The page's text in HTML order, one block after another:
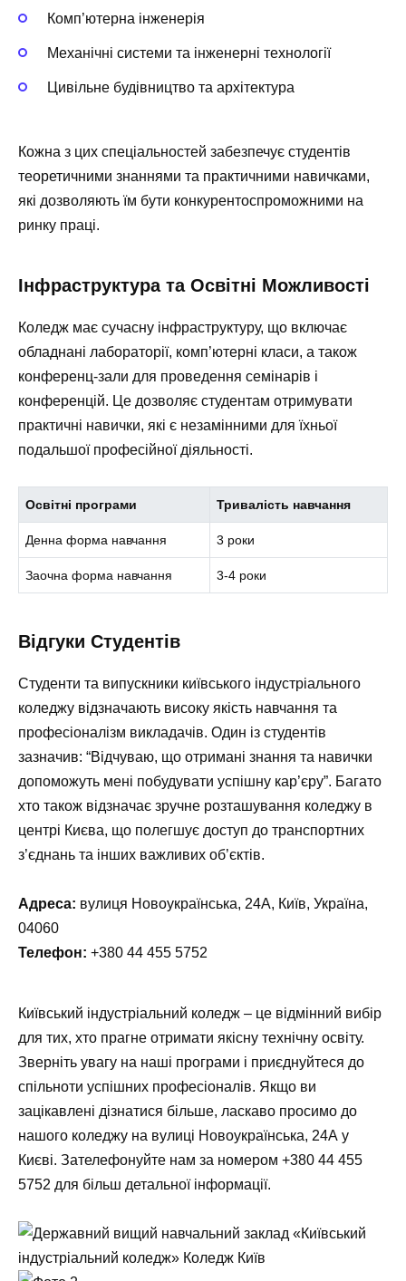
Комп’ютерна інженерія
Механічні системи та інженерні технології
Цивільне будівництво та архітектура
Кожна з цих спеціальностей забезпечує студентів
теоретичними знаннями та практичними навичками,
які дозволяють їм бути конкурентоспроможними на
ринку праці.
Інфраструктура та Освітні Можливості
Коледж має сучасну інфраструктуру, що включає
обладнані лабораторії, комп’ютерні класи, а також
конференц-зали для проведення семінарів і
конференцій. Це дозволяє студентам отримувати
практичні навички, які є незамінними для їхньої
подальшої професійної діяльності.
Освітні програми Тривалість навчання
Денна форма навчання 3 роки
Заочна форма навчання 3-4 роки
Відгуки Студентів
Студенти та випускники київського індустріального
коледжу відзначають високу якість навчання та
професіоналізм викладачів. Один із студентів
зазначив: “Відчуваю, що отримані знання та навички
допоможуть мені побудувати успішну кар’єру”. Багато
хто також відзначає зручне розташування коледжу в
центрі Києва, що полегшує доступ до транспортних
з’єднань та інших важливих об’єктів.
Адреса: вулиця Новоукраїнська, 24А, Київ, Україна,
04060
Телефон: +380 44 455 5752
Київський індустріальний коледж – це відмінний вибір
для тих, хто прагне отримати якісну технічну освіту.
Зверніть увагу на наші програми і приєднуйтеся до
спільноти успішних професіоналів. Якщо ви
зацікавлені дізнатися більше, ласкаво просимо до
нашого коледжу на вулиці Новоукраїнська, 24А у
Києві. Зателефонуйте нам за номером +380 44 455
5752 для більш детальної інформації.